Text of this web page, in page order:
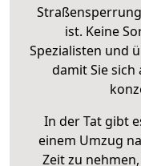
ist. Keine
Spezialisten und
damit Sie sich
In der Tat gibt
einem Umzug
Zeit zu